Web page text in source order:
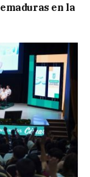
en la